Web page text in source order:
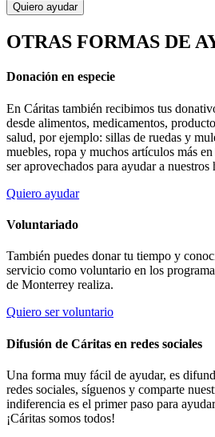
Quiero ayudar
OTRAS FORMAS DE
Donación en especie
En Cáritas también recibimos tus
desde alimentos, medicamentos,
salud, por ejemplo: sillas de ruedas y
muebles, ropa y muchos artículos más
ser aprovechados para ayudar a nuestros
Quiero ayudar
Voluntariado
También puedes donar tu tiempo y
servicio como voluntario en los
de Monterrey realiza.
Quiero ser voluntario
Difusión de Cáritas en redes sociales
Una forma muy fácil de ayudar, es
redes sociales, síguenos y comparte
indiferencia es el primer paso para
¡Cáritas somos todos!